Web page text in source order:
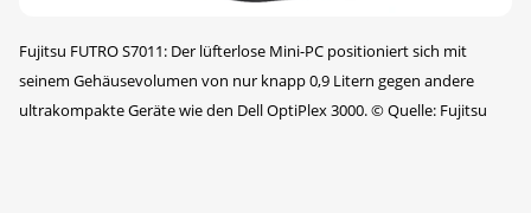
Fujitsu FUTRO S7011: Der lüfterlose Mini-PC positioniert sich mit
seinem Gehäusevolumen von nur knapp 0,9 Litern gegen andere
ultrakompakte Geräte wie den Dell OptiPlex 3000.©Quelle: Fujitsu